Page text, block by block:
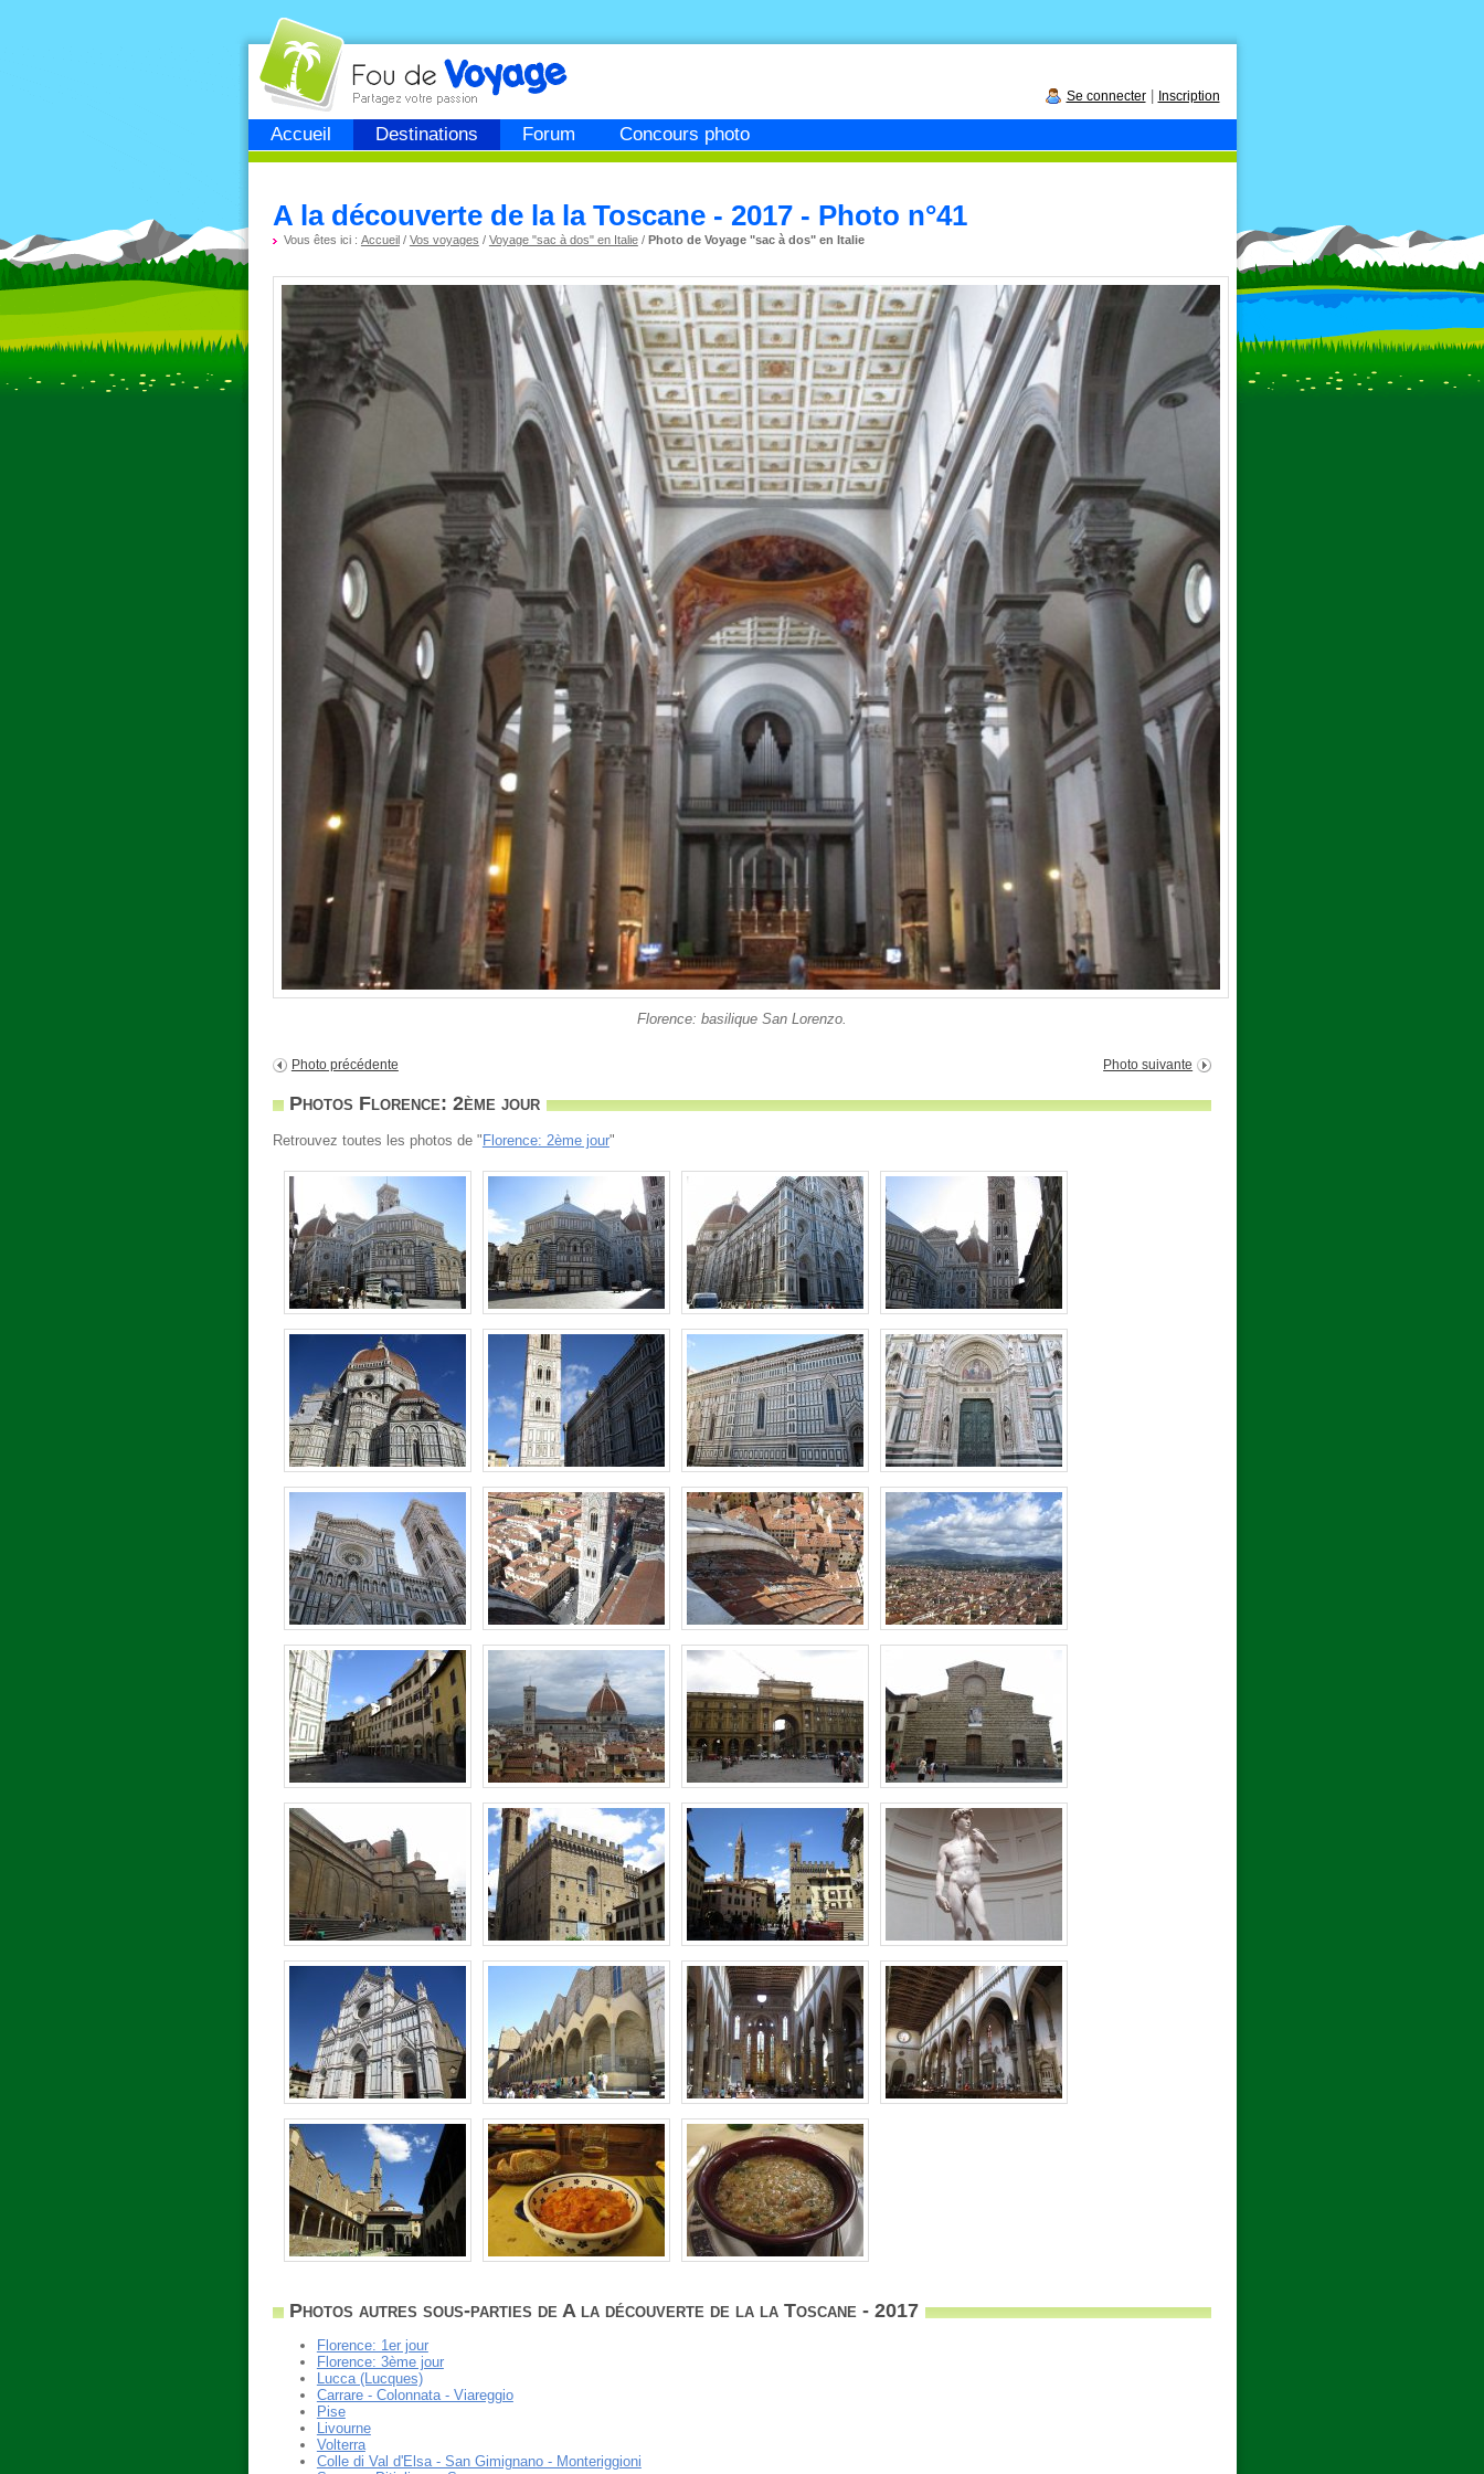
Accueil Destinations Forum Concours photo
Fou devoyage
Se connecter| Inscription
A la découverte de la la Toscane - 2017 - Photo n°41
Vous êtes ici : Accueil/ Vos voyages / Voyage "sac à dos" en Italie/ Photo de Voyage "sac à dos" en Italie
Florence: basilique San Lorenzo.
Photo précédente Photo suivante
Photos Florence: 2ème jour
Retrouvez toutes les photos de "Florence: 2ème jour"
Photos autres sous-parties de A la découverte de la la Toscane - 2017
Florence: 1er jour
Florence: 3ème jour
Lucca (Lucques)
Carrare - Colonnata - Viareggio
Pise
Livourne
Volterra
Colle di Val d'Elsa - San Gimignano - Monteriggioni